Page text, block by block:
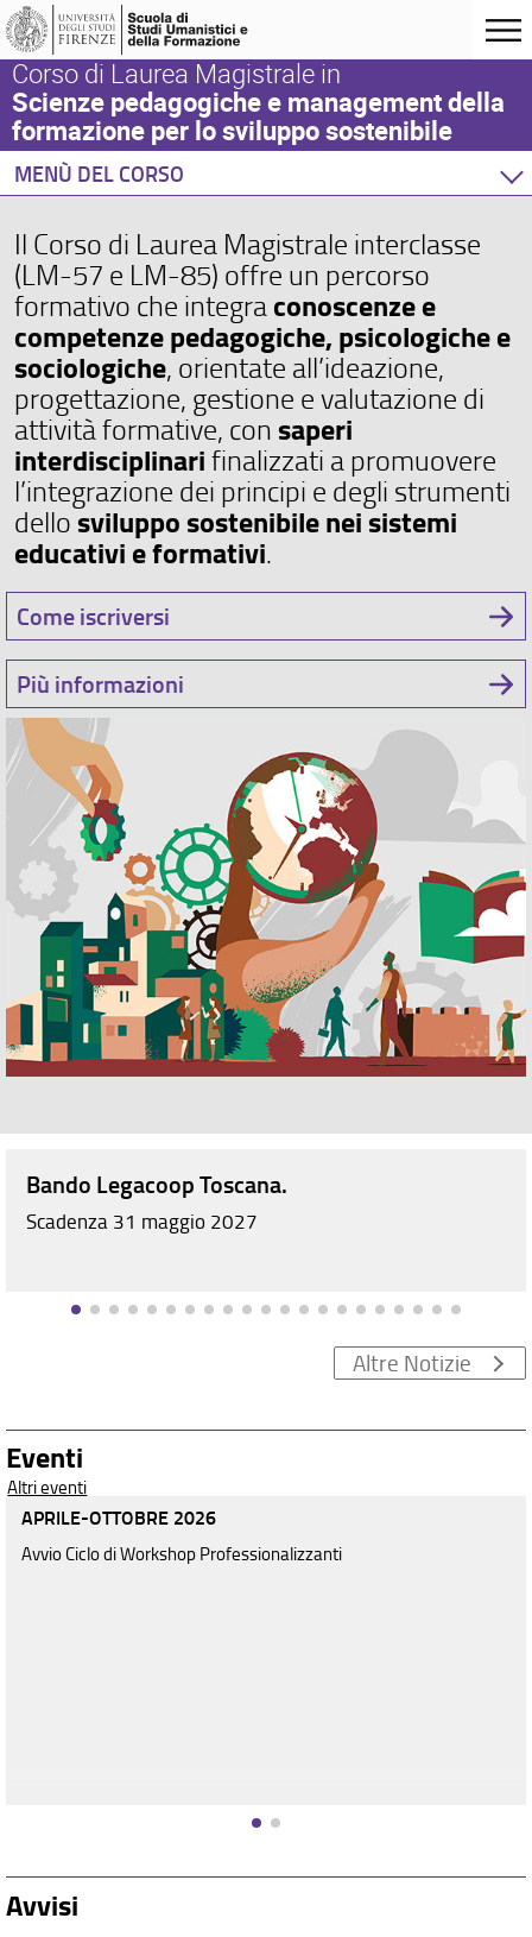
Corso di Laurea Magistrale in
Scienze pedagogiche e management della
formazione per lo sviluppo sostenibile
MENÙ DEL CORSO
Corso di studio
Didattica
Orientamento
Internazionalizzazione
Eventi e progetti
Il Corso di Laurea Magistrale interclasse
(LM-57 e LM-85) offre un percorso
formativo che integraconoscenze e
competenze pedagogiche, psicologiche e
sociologiche, orientate all’ideazione,
progettazione, gestione e valutazione di
attività formative, con saperi
interdisciplinarifinalizzati a promuovere
l’integrazione dei principi e degli strumenti
dellosviluppo sostenibile nei sistemi
educativi e formativi.
Come iscriversi
Più informazioni
Bando Legacoop Toscana.
Scadenza 31 maggio 2027
Altre Notizie
Eventi
Altri eventi
APRILE-OTTOBRE 2026
Avvio Ciclo di Workshop Professionalizzanti
Avvisi